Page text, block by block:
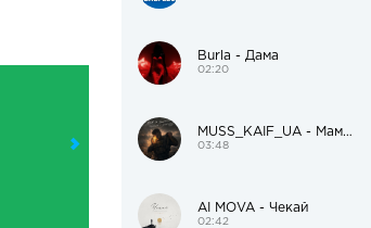
Burla - Дама
02:20
MUSS_KAIF_UA - Мам, я пацанам поможу і додому
03:48
AI MOVA - Чекай
02:42